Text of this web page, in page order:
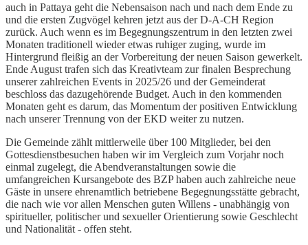
auch in Pattaya geht die Nebensaison nach und nach dem Ende zu
und die ersten Zugvögel kehren jetzt aus der D-A-CH Region
zurück. Auch wenn es im Begegnungszentrum in den letzten zwei
Monaten traditionell wieder etwas ruhiger zuging, wurde im
Hintergrund fleißig an der Vorbereitung der neuen Saison gewerkelt.
Ende August trafen sich das Kreativteam zur finalen Besprechung
unserer zahlreichen Events in 2025/26 und der Gemeinderat
beschloss das dazugehörende Budget. Auch in den kommenden
Monaten geht es darum, das Momentum der positiven Entwicklung
nach unserer Trennung von der EKD weiter zu nutzen.
Die Gemeinde zählt mittlerweile über 100 Mitglieder, bei den
Gottesdienstbesuchen haben wir im Vergleich zum Vorjahr noch
einmal zugelegt, die Abendveranstaltungen sowie die
umfangreichen Kursangebote des BZP haben auch zahlreiche neue
Gäste in unsere ehrenamtlich betriebene Begegnungsstätte gebracht,
die nach wie vor allen Menschen guten Willens - unabhängig von
spiritueller, politischer und sexueller Orientierung sowie Geschlecht
und Nationalität - offen steht.